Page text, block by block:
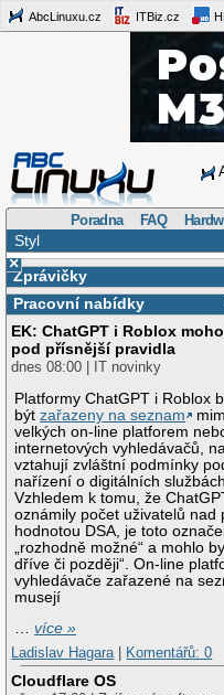
AbcLinuxu.cz ITBiz.cz
Poradna FAQ
Styl
×
Zprávičky
Pracovní nabídky
EK: ChatGPT i Roblox
pod přísnější pravidla
dnes 08:00 | IT novinky
Platformy ChatGPT i Roblox
býtzařazeny na seznam
velkých on-line platforem
internetových vyhledávačů,
vztahují zvláštní podmínky
nařízení o digitálních
Vzhledem k tomu, že
oznámily počet uživatelů nad
hodnotou DSA, je toto
„rozhodně možné“ a mohlo
dříve či později“. On-line
vyhledávače zařazené na
musejí
…více »
Ladislav Hagara
Komentářů: 0
Cloudflare OS